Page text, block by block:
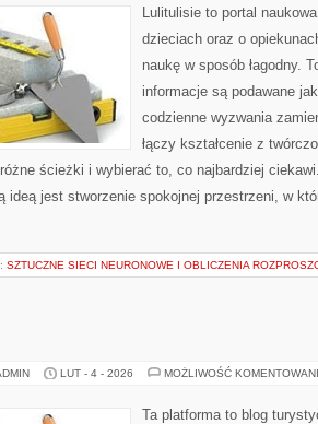
Lulitulisie to portal
dzieciach oraz o
naukę w sposób łagodny.
informacje są podawane
codzienne wyzwania
łączy kształcenie z
ścieżki i wybierać to, co najbardziej
ideą jest stworzenie spokojnej przestrzeni, w
SZTUCZNE SIECI NEURONOWE I OBLICZENIA
LUT - 4 - 2026 MOŻLIWOŚĆ
Ta platforma to blog